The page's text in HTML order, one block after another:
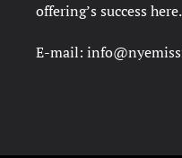
offering’s success here.
E-mail: